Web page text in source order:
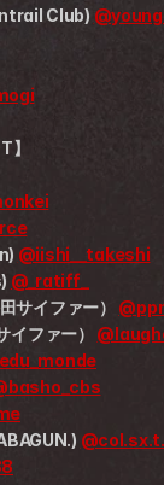
Club)
】
@iishi__takeshi
@_ratiff_
サイファー）
ファー）